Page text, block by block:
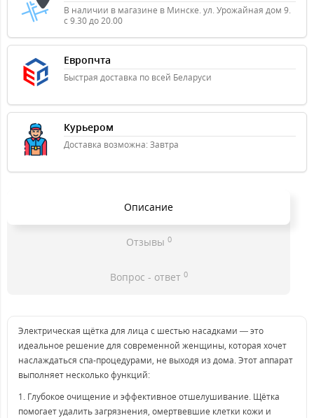
В наличии в магазине в Минске. ул. Урожайная дом 9.
с 9.30 до 20.00
Европчта
Быстрая доставка по всей Беларуси
Курьером
Доставка возможна: Завтра
Описание
Отзывы 0
Вопрос - ответ 0
Электрическая щётка для лица с шестью насадками — это
идеальное решение для современной женщины, которая хочет
наслаждаться спа-процедурами, не выходя из дома. Этот аппарат
выполняет несколько функций:
1. Глубокое очищение и эффективное отшелушивание. Щётка
помогает удалить загрязнения, омертвевшие клетки кожи и